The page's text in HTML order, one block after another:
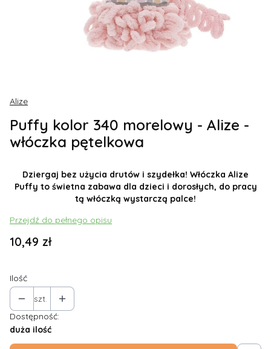
Alize
Puffy kolor 340 morelowy - Alize -
włóczka pętelkowa
Dziergaj bez użycia drutów i szydełka! Włóczka Alize
Puffy to świetna zabawa dla dzieci i dorosłych, do pracy
tą włóczką wystarczą palce!
Przejdź do pełnego opisu
Cena
10,49 zł
Ilość
szt.
Dostępność:
duża ilość